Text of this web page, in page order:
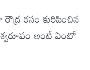
రసం కురిపించిన
అంటే ఏంటో